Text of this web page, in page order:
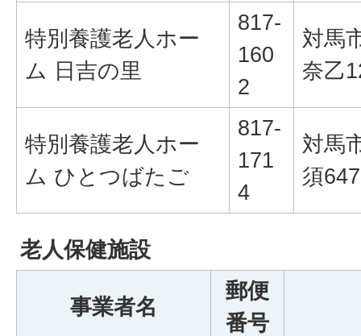
特別養護老人ホー
ム 日吉の里
817-
160
2
対馬
奈乙
特別養護老人ホー
ム ひとつばたご
817-
171
4
対馬
須
老人保健施設
事業者名
郵便
番号